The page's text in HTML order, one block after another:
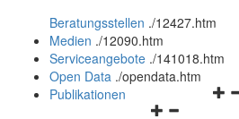
und
schließen
Beratungsstellen ./12427.htm
Medien ./12090.htm
Serviceangebote ./141018.htm
Open Data ./opendata.htm
Navigationsmenü
Publikationen